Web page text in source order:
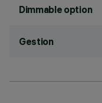
Dimmable option
Gestion